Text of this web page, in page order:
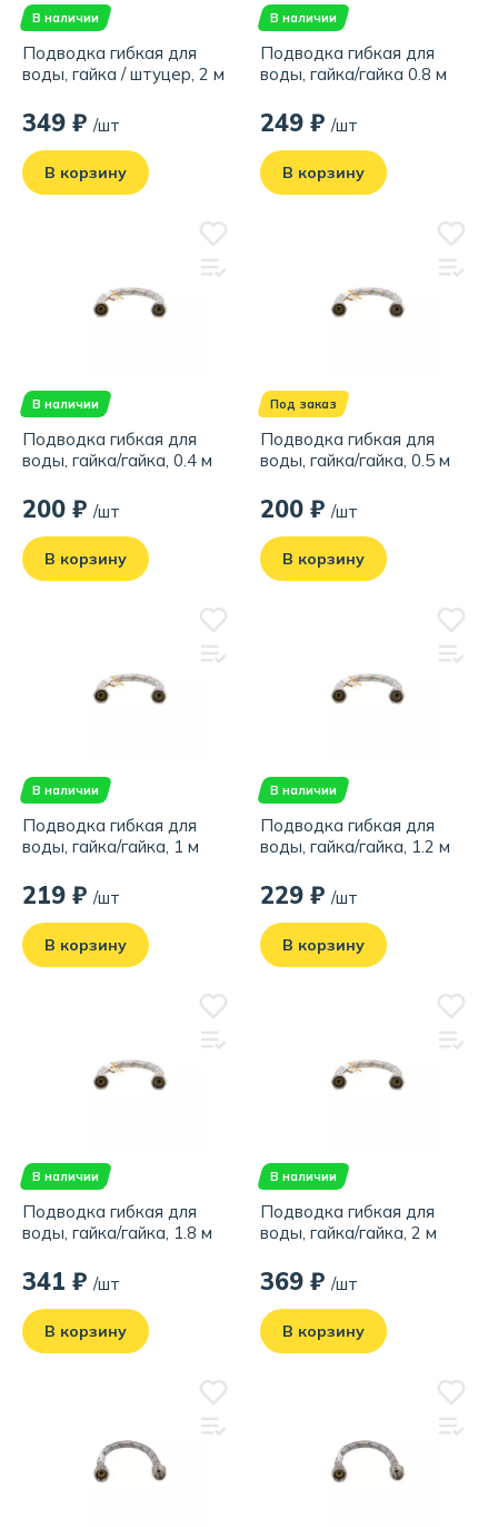
В наличии
Подводка гибкая для
воды, гайка / штуцер, 2 м
349 ₽ /шт
В корзину
В наличии
Подводка гибкая для
воды, гайка/гайка 0.8 м
249 ₽ /шт
В корзину
В наличии
Подводка гибкая для
воды, гайка/гайка, 0.4 м
200 ₽ /шт
В корзину
Под заказ
Подводка гибкая для
воды, гайка/гайка, 0.5 м
200 ₽ /шт
В корзину
В наличии
Подводка гибкая для
воды, гайка/гайка, 1 м
219 ₽ /шт
В корзину
В наличии
Подводка гибкая для
воды, гайка/гайка, 1.2 м
229 ₽ /шт
В корзину
В наличии
Подводка гибкая для
воды, гайка/гайка, 1.8 м
341 ₽ /шт
В корзину
В наличии
Подводка гибкая для
воды, гайка/гайка, 2 м
369 ₽ /шт
В корзину